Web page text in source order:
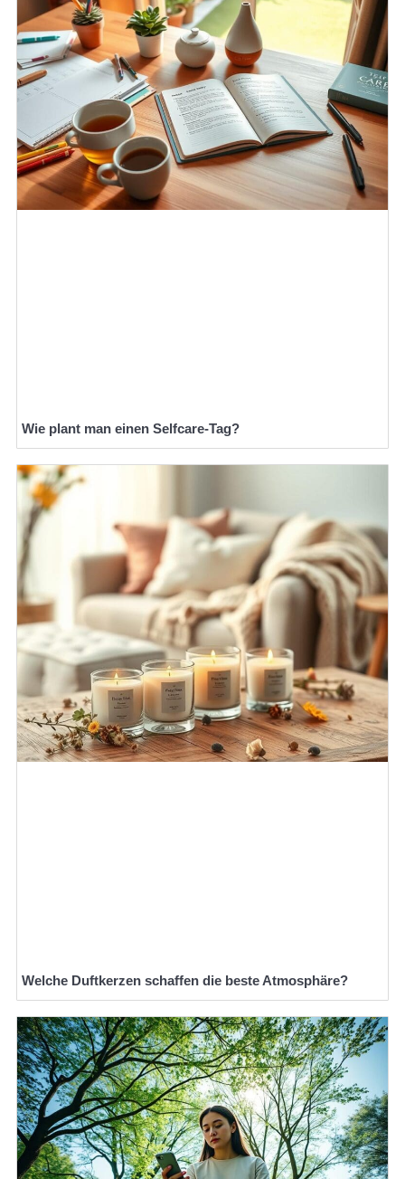
Wie plant man einen Selfcare-Tag?
Welche Duftkerzen schaffen die beste Atmosphäre?